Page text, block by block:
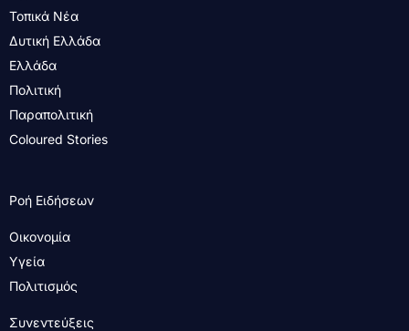
Τοπικά Νέα
Δυτική Ελλάδα
Ελλάδα
Πολιτική
Παραπολιτική
Coloured Stories
Ροή Ειδήσεων
Οικονομία
Υγεία
Πολιτισμός
Συνεντεύξεις